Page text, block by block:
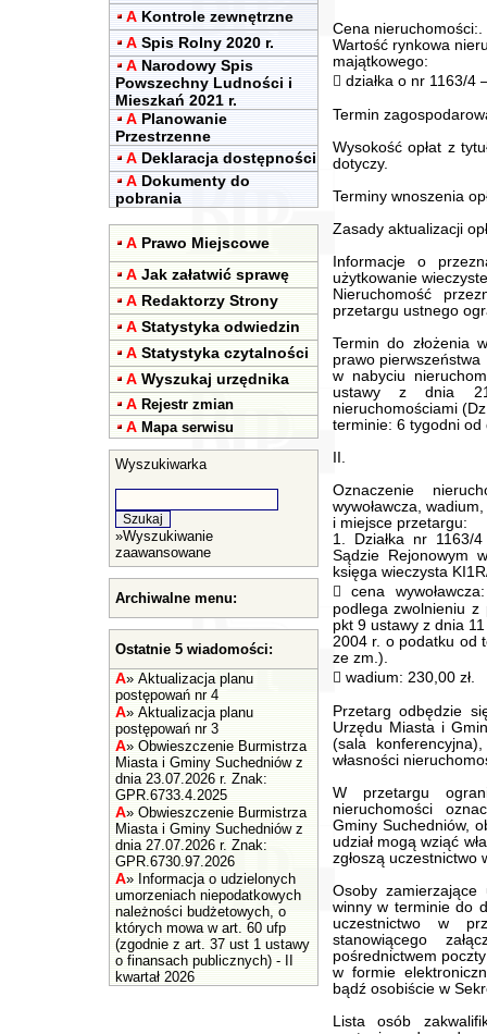
A Kontrole zewnętrzne
A Spis Rolny 2020 r.
A Narodowy Spis
Powszechny Ludności i
Mieszkań 2021 r.
A Planowanie
Przestrzenne
A Deklaracja dostępności
A Dokumenty do
pobrania
A Prawo Miejscowe
A Jak załatwić sprawę
A Redaktorzy Strony
A Statystyka odwiedzin
A Statystyka czytalności
A Wyszukaj urzędnika
A Rejestr zmian
A Mapa serwisu
Wyszukiwarka
»Wyszukiwanie
zaawansowane
Archiwalne menu:
Ostatnie 5 wiadomości:
A» Aktualizacja planu
postępowań nr 4
A» Aktualizacja planu
postępowań nr 3
A» Obwieszczenie Burmistrza
Miasta i Gminy Suchedniów z
dnia 23.07.2026 r. Znak:
GPR.6733.4.2025
A» Obwieszczenie Burmistrza
Miasta i Gminy Suchedniów z
dnia 27.07.2026 r. Znak:
GPR.6730.97.2026
A» Informacja o udzielonych
umorzeniach niepodatkowych
należności budżetowych, o
których mowa w art. 60 ufp
(zgodnie z art. 37 ust 1 ustawy
o finansach publicznych) - II
kwartał 2026
Cena nieruchomości:.
Wartość rynkowa
majątkowego:
 działka o nr 1163/4
Termin
Wysokość opłat z
dotyczy.
Terminy wnoszenia
Zasady aktualizacji
Informacje o
użytkowanie
Nieruchomość
przetargu ustnego
Termin do złożenia
prawo pierwszeństwa
w nabyciu
ustawy z dnia
nieruchomościami
terminie: 6 tygodni od
II.
Oznaczenie
wywoławcza,
i miejsce przetargu:
1. Działka nr 1163/
Sądzie Rejonowym
księga wieczysta
 cena
podlega zwolnieniu
pkt 9 ustawy z dnia
2004 r. o podatku od
ze zm.).
 wadium: 230,00 zł.
Przetarg odbędzie
Urzędu Miasta i
(sala
własności
W przetargu
nieruchomości
Gminy Suchedniów,
udział mogą wziąć
zgłoszą uczestnictwo
Osoby zamierzające
winny w terminie do
uczestnictwo w
stanowiącego
pośrednictwem
w formie
bądź osobiście w
Lista osób